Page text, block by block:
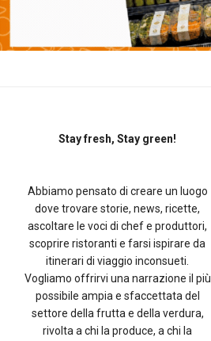
Stay fresh, Stay green!
Abbiamo pensato di creare un luogo
dove trovare storie, news, ricette,
ascoltare le voci di chef e produttori,
scoprire ristoranti e farsi ispirare da
itinerari di viaggio inconsueti.
Vogliamo offrirvi una narrazione il più
possibile ampia e sfaccettata del
settore della frutta e della verdura,
rivolta a chi la produce, a chi la